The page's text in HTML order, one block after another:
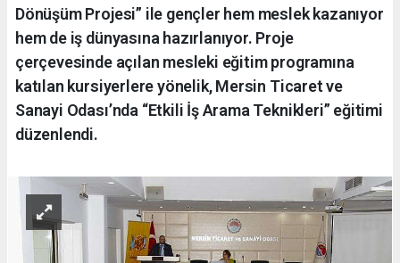
Dönüşüm Projesi” ile gençler hem meslek kazanıyor
hem de iş dünyasına hazırlanıyor. Proje
çerçevesinde açılan mesleki eğitim programına
katılan kursiyerlere yönelik, Mersin Ticaret ve
Sanayi Odası’nda “Etkili İş Arama Teknikleri” eğitimi
düzenlendi.